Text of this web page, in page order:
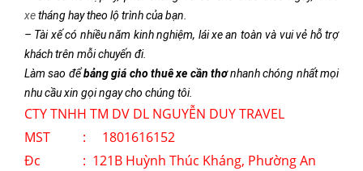
xetháng hay theo lộ trình của bạn.
– Tài xế có nhiều năm kinh nghiệm, lái xe an toàn và vui vẻ hỗ trợ
khách trên mỗi chuyến đi.
Làm sao để bảng giá cho thuê xe cần thơnhanh chóng nhất mọi
nhu cầu xin gọi ngay cho chúng tôi.
CTY TNHH TM DV DL NGUYỄN DUY TRAVEL
MST : 1801616152
Đc : 121B Huỳnh Thúc Kháng, Phường An